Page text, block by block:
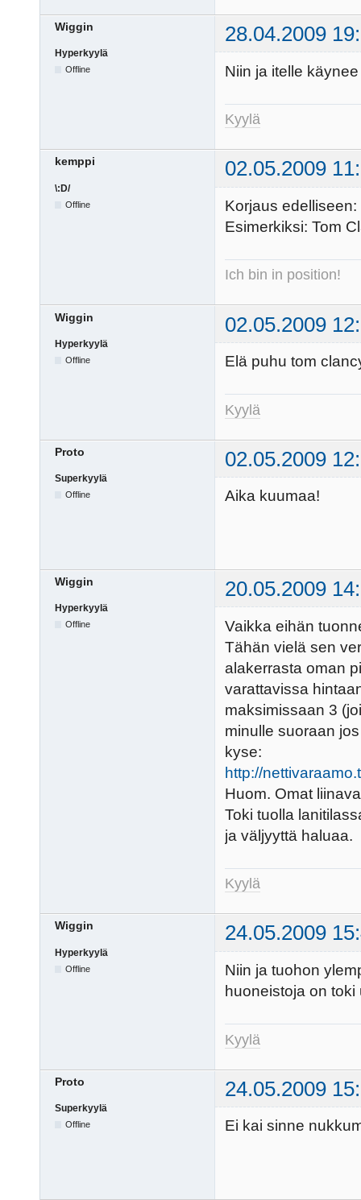
Wiggin 28.04.2009
Hyperkyylä
Offline Niin ja itelle
Kyylä
kemppi 02.05.2009
\:D/
Offline
Korjaus
Esimerkiksi: Tom
Ich bin in position!
Wiggin 02.05.2009
Hyperkyylä
Offline Elä puhu tom
Kyylä
Proto 02.05.2009
Superkyylä
Offline Aika kuumaa!
Wiggin 20.05.2009
Hyperkyylä
Offline
Vaikka eihän
Tähän vielä sen
alakerrasta oman
varattavissa
maksimissaan 3
minulle suoraan
kyse:
http://
Huom. Omat
Toki tuolla
ja väljyyttä haluaa.
Kyylä
Wiggin 24.05.2009
Hyperkyylä
Offline
Niin ja tuohon
huoneistoja on
Kyylä
Proto 24.05.2009
Superkyylä
Offline Ei kai sinne